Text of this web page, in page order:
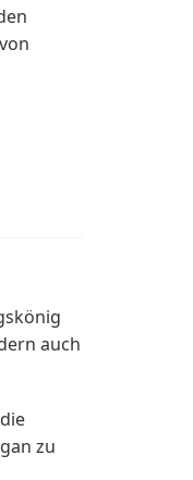
auch
zu